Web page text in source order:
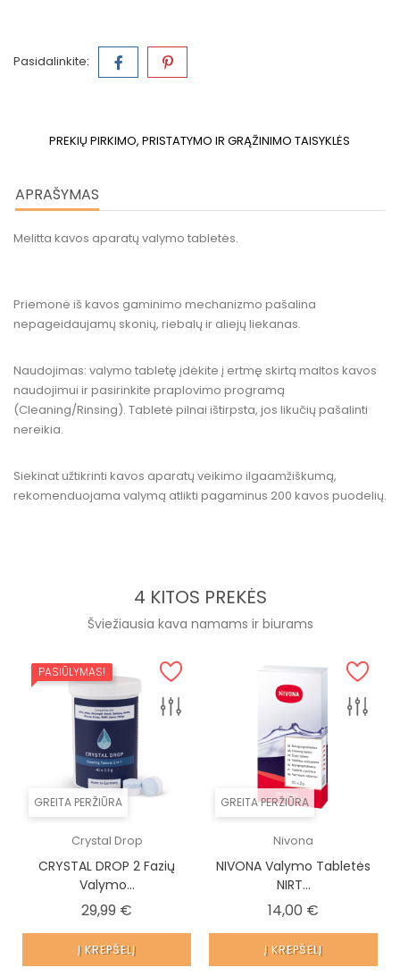
Pasidalinkite:
PREKIŲ PIRKIMO, PRISTATYMO IR GRĄŽINIMO TAISYKLĖS
APRAŠYMAS
Melitta kavos aparatų valymo tabletės.
Priemonė iš kavos gaminimo mechanizmo pašalina
nepageidaujamų skonių, riebalų ir aliejų liekanas.
Naudojimas: valymo tabletę įdėkite į ertmę skirtą maltos kavos
naudojimui ir pasirinkite praplovimo programą
(Cleaning/Rinsing). Tabletė pilnai ištirpsta, jos likučių pašalinti
nereikia.
Siekinat užtikrinti kavos aparatų veikimo ilgaamžiškumą,
rekomenduojama valymą atlikti pagaminus 200 kavos puodelių.
4 KITOS PREKĖS
Šviežiausia kava namams ir biurams
GREITA PERŽIŪRA
PASIŪLYMAS!
Crystal Drop
CRYSTAL DROP 2 Fazių
Valymo...
29,99 €
Į KREPŠELĮ
GREITA PERŽIŪRA
Nivona
NIVONA Valymo Tabletės
NIRT...
14,00 €
Į KREPŠELĮ